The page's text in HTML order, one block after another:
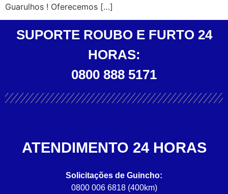
Guarulhos ! Oferecemos […]
SUPORTE ROUBO E FURTO 24
HORAS:
0800 888 5171
ATENDIMENTO 24 HORAS
Solicitações de Guincho:
0800 006 6818 (400km)